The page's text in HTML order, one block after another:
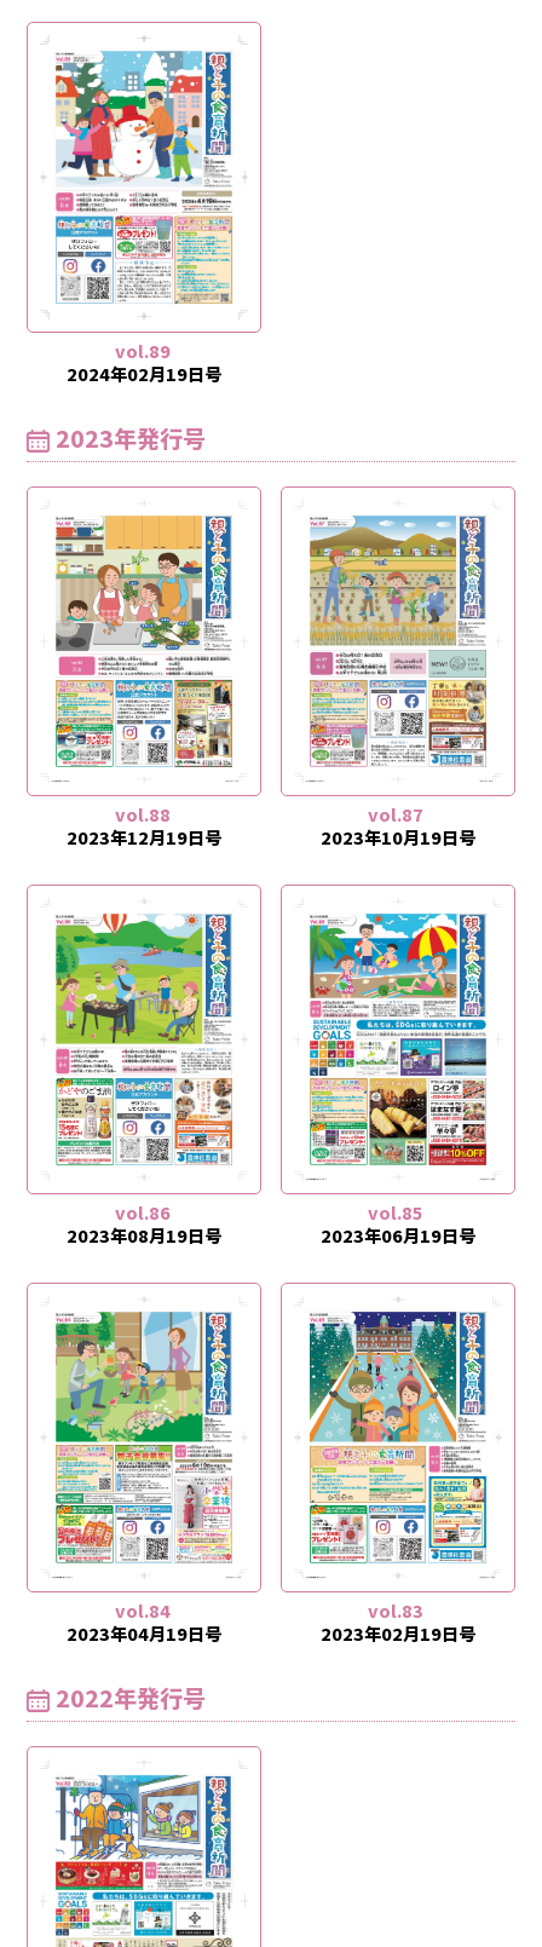
vol.89
2024年02月19日号
2023年発行号
vol.88
2023年12月19日号
vol.87
2023年10月19日号
vol.86
2023年08月19日号
vol.85
2023年06月19日号
vol.84
2023年04月19日号
vol.83
2023年02月19日号
2022年発行号